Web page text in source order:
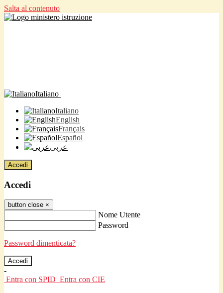
Salta al contenuto
Italiano
Italiano
English
Français
Español
عربى
Accedi
Accedi
button close ×
Nome Utente
Password
Password dimenticata?
-
Entra con SPID Entra con CIE